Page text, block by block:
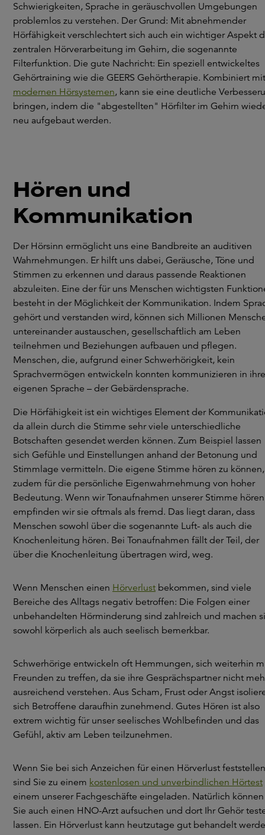
Schwierigkeiten, Sprache in geräuschvollen Umgebungen
problemlos zu verstehen. Der Grund: Mit abnehmender
Hörfähigkeit verschlechtert sich auch ein wichtiger Aspekt
zentralen Hörverarbeitung im Gehirn, die sogenannte
Filterfunktion. Die gute Nachricht: Ein speziell entwickeltes
Gehörtraining wie die GEERS Gehörtherapie. Kombiniert mit
modernen Hörsystemen, kann sie eine deutliche
bringen, indem die "abgestellten" Hörfilter im Gehirn
neu aufgebaut werden.
Hören und
Kommunikation
Der Hörsinn ermöglicht uns eine Bandbreite an auditiven
Wahrnehmungen. Er hilft uns dabei, Geräusche, Töne und
Stimmen zu erkennen und daraus passende Reaktionen
abzuleiten. Eine der für uns Menschen wichtigsten
besteht in der Möglichkeit der Kommunikation. Indem
gehört und verstanden wird, können sich Millionen
untereinander austauschen, gesellschaftlich am Leben
teilnehmen und Beziehungen aufbauen und pflegen.
Menschen, die, aufgrund einer Schwerhörigkeit, kein
Sprachvermögen entwickeln konnten kommunizieren in
eigenen Sprache – der Gebärdensprache.
Die Hörfähigkeit ist ein wichtiges Element der
da allein durch die Stimme sehr viele unterschiedliche
Botschaften gesendet werden können. Zum Beispiel lassen
sich Gefühle und Einstellungen anhand der Betonung und
Stimmlage vermitteln. Die eigene Stimme hören zu
zudem für die persönliche Eigenwahrnehmung von hoher
Bedeutung. Wenn wir Tonaufnahmen unserer Stimme
empfinden wir sie oftmals als fremd. Das liegt daran, dass
Menschen sowohl über die sogenannte Luft- als auch die
Knochenleitung hören. Bei Tonaufnahmen fällt der Teil, der
über die Knochenleitung übertragen wird, weg.
Wenn Menschen einen Hörverlust bekommen, sind viele
Bereiche des Alltags negativ betroffen: Die Folgen einer
unbehandelten Hörminderung sind zahlreich und machen
sowohl körperlich als auch seelisch bemerkbar.
Schwerhörige entwickeln oft Hemmungen, sich weiterhin
Freunden zu treffen, da sie ihre Gesprächspartner nicht
ausreichend verstehen. Aus Scham, Frust oder Angst
sich Betroffene daraufhin zunehmend. Gutes Hören ist also
extrem wichtig für unser seelisches Wohlbefinden und das
Gefühl, aktiv am Leben teilzunehmen.
Wenn Sie bei sich Anzeichen für einen Hörverlust
sind Sie zu einem kostenlosen und unverbindlichen Hörtest
einem unserer Fachgeschäfte eingeladen. Natürlich können
Sie auch einen HNO-Arzt aufsuchen und dort Ihr Gehör
lassen. Ein Hörverlust kann heutzutage gut behandelt